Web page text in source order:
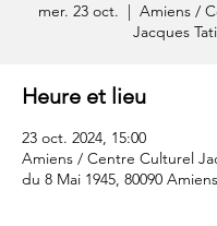
mer. 23 oct.
  |
Amiens /
Jacques Tati
Heure et lieu
23 oct. 2024, 15:00
Amiens / Centre Culturel
du 8 Mai 1945, 80090